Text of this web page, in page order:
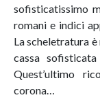
sofisticatissimo
romani e indici
La scheletratura
cassa
Quest’ultimo
corona…